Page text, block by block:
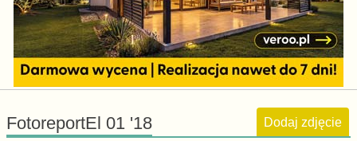
FotoreportEl 01 '18 Dodaj zdjęcie